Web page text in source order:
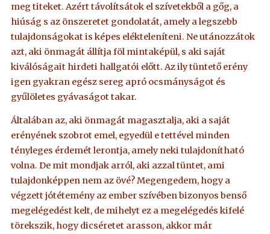
meg titeket. Azért távolítsátok el szívetekből a gőg, a
hiúság s az önszeretet gondolatát, amely a legszebb
tulajdonságokat is képes elékteleníteni. Ne utánozzátok
azt, aki önmagát állítja föl mintaképül, s aki saját
kiválóságait hirdeti hallgatói előtt. Az ily tüntető erény
igen gyakran egész sereg apró ocsmányságot és
gyűlöletes gyávaságot takar.
Általában az, aki önmagát magasztalja, aki a saját
erényének szobrot emel, egyedül e tettével minden
tényleges érdemét lerontja, amely neki tulajdonítható
volna. De mit mondjak arról, aki azzal tüntet, ami
tulajdonképpen nem az övé? Megengedem, hogy a
végzett jótétemény az ember szívében bizonyos benső
megelégedést kelt, de mihelyt ez a megelégedés kifelé
törekszik, hogy dicséretet arasson, akkor már